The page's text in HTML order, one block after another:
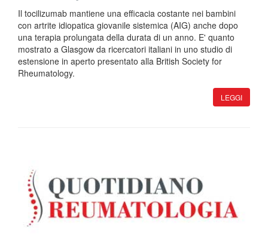
Il tocilizumab mantiene una efficacia costante nei bambini
con artrite idiopatica giovanile sistemica (AIG) anche dopo
una terapia prolungata della durata di un anno. E' quanto
mostrato a Glasgow da ricercatori italiani in uno studio di
estensione in aperto presentato alla British Society for
Rheumatology.
LEGGI